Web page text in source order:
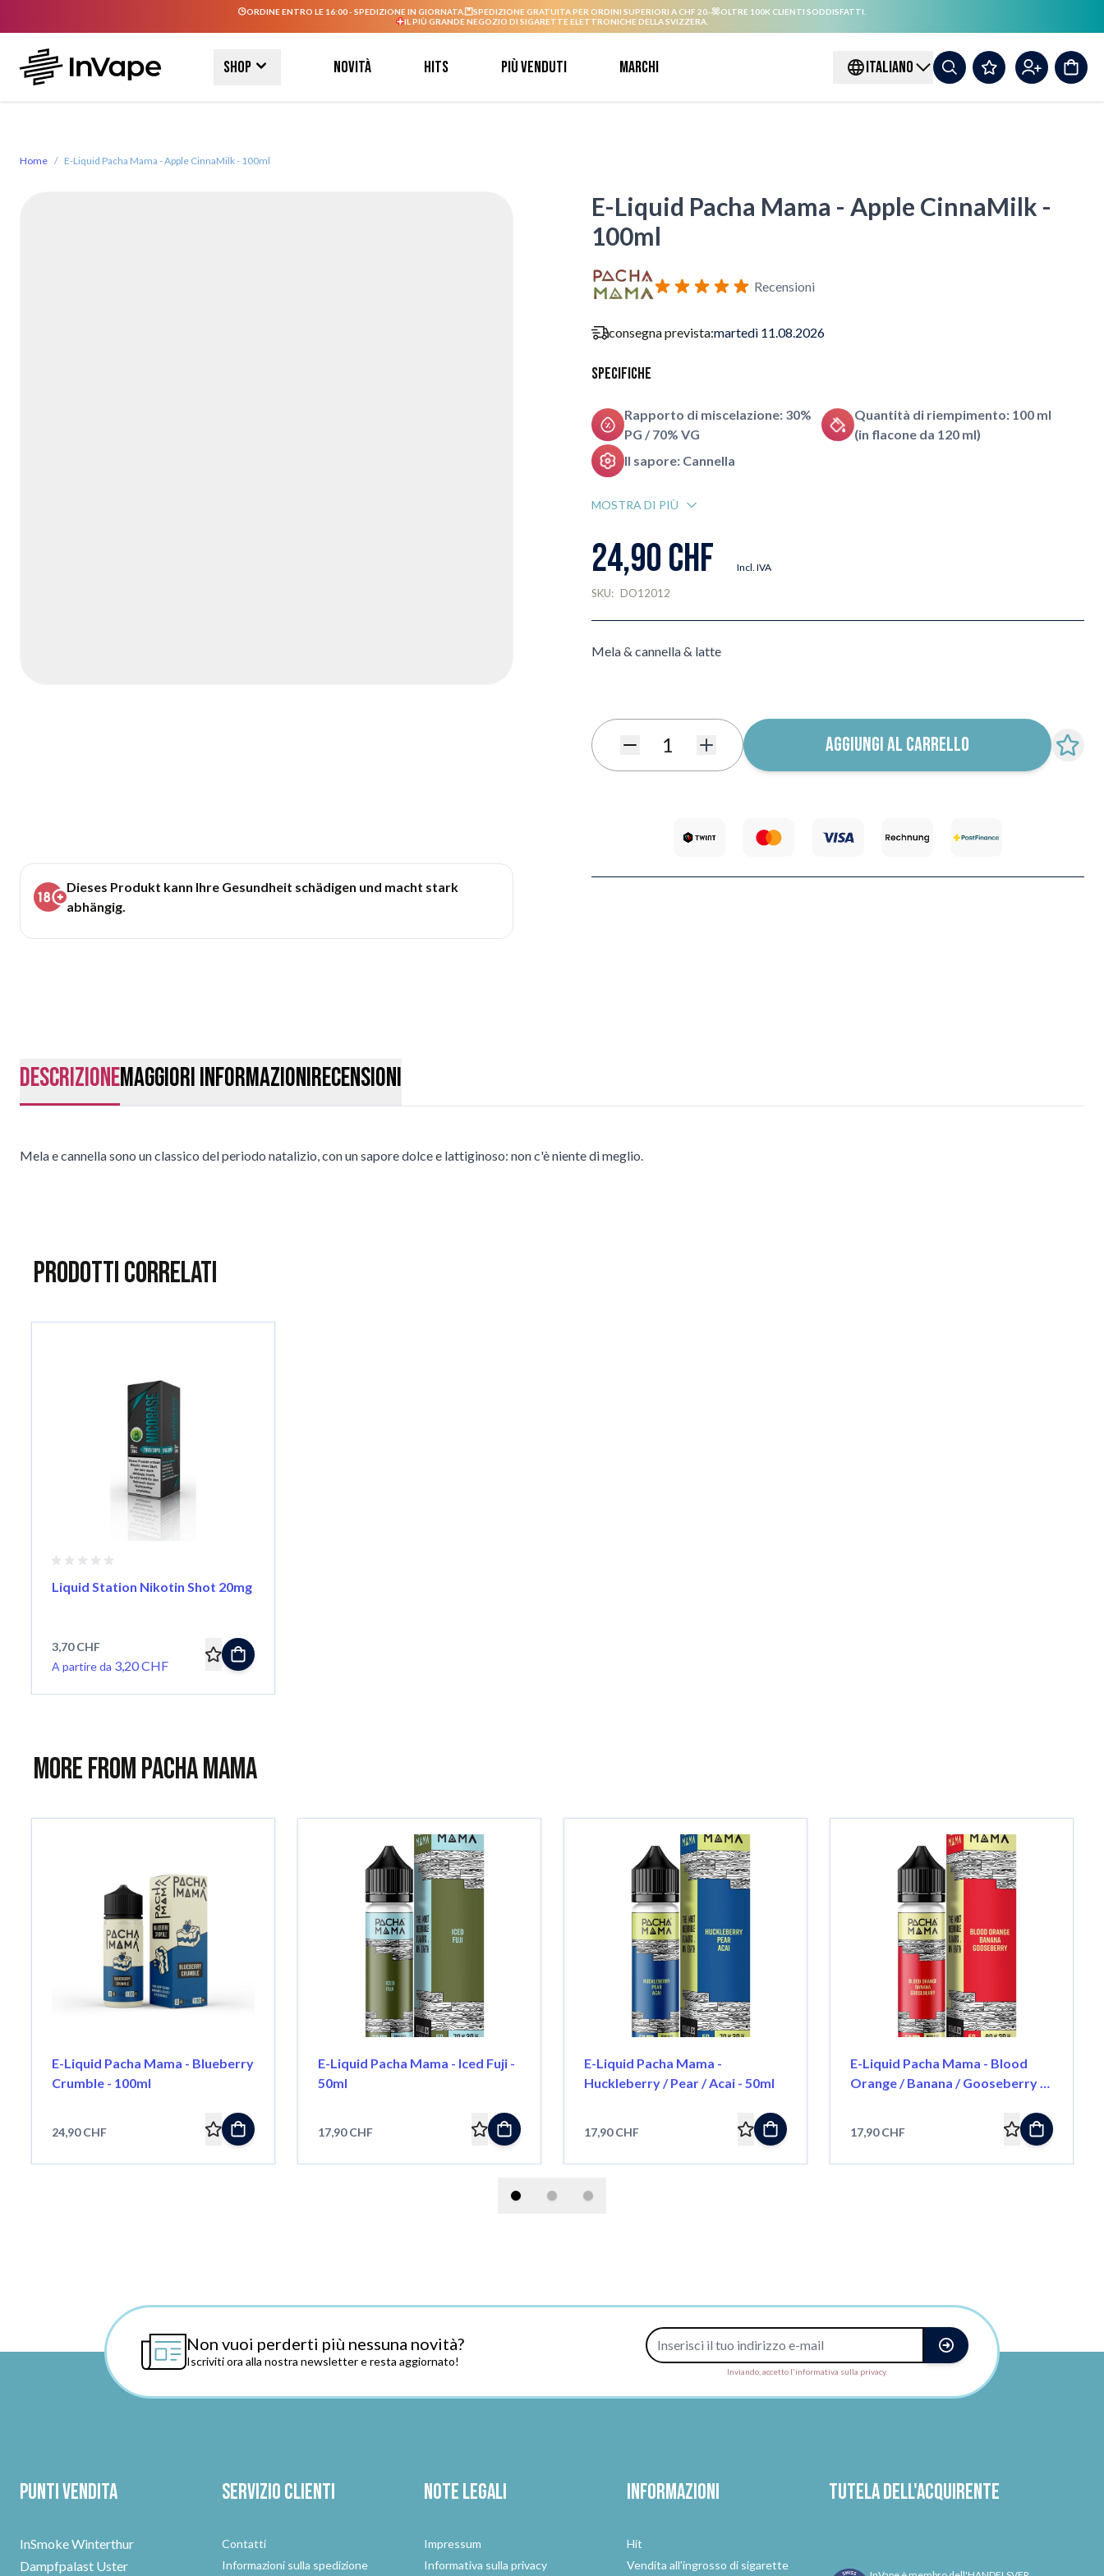
ORDINE ENTRO LE 16:00 - SPEDIZIONE IN GIORNATA. SPEDIZIONE GRATUITA PER ORDINI SUPERIORI A CHF 20.-
OLTRE 100K CLIENTI SODDISFATTI.
IL PIÙ GRANDE NEGOZIO DI SIGARETTE ELETTRONICHE DELLA SVIZZERA.
Shop Novità Hits Più venduti Marchi ITALIANO
Home / E-Liquid Pacha Mama - Apple CinnaMilk - 100ml
Dieses Produkt kann Ihre Gesundheit schädigen und macht stark
abhängig.
E-Liquid Pacha Mama - Apple CinnaMilk -
100ml
Recensioni
consegna prevista:martedì 11.08.2026
Specifiche
Rapporto di miscelazione: 30%
PG / 70% VG
Quantità di riempimento: 100 ml
(in flacone da 120 ml)
Il sapore: Cannella
MOSTRA DI PIÙ
24,90 CHF Incl. IVA
SKU: DO12012
Mela & cannella & latte
Quantità AGGIUNGI AL CARRELLO
DescrizioneMaggiori InformazioniRecensioni
Mela e cannella sono un classico del periodo natalizio, con un sapore dolce e lattiginoso: non c'è niente di meglio.
Prodotti correlati
È possibile navigare tra gli elementi del carosello utilizzando il tasto Tab. Puoi saltare il carosello o andare direttamente alla sua navigazione usando i link di salto.
Salta il carosello
Liquid Station Nikotin Shot 20mg
3,70 CHF
A partire da 3,20 CHF
More from Pacha Mama
E-Liquid Pacha Mama - Blueberry
Crumble - 100ml
24,90 CHF
E-Liquid Pacha Mama - Iced Fuji -
50ml
17,90 CHF
E-Liquid Pacha Mama -
Huckleberry / Pear / Acai - 50ml
17,90 CHF
E-Liquid Pacha Mama - Blood
Orange / Banana / Gooseberry -
17,90 CHF
Non vuoi perderti più nessuna novità?
Iscriviti ora alla nostra newsletter e resta aggiornato!
Indirizzo e-mail
Inviando, accetto l'informativa sulla privacy.
Punti vendita
InSmoke Winterthur
Dampfpalast Uster
Servizio clienti
Contatti
Informazioni sulla spedizione
Note legali
Impressum
Informativa sulla privacy
Informazioni
Hit
Vendita all'ingrosso di sigarette
Tutela dell'acquirente